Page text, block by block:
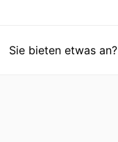
Sie bieten etwas an?